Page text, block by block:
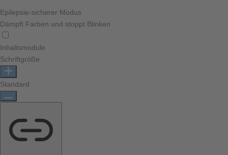
Epilepsie-sicherer Modus
Dämpft Farben und stoppt Blinken
Inhaltsmodule
Schriftgröße
Standard